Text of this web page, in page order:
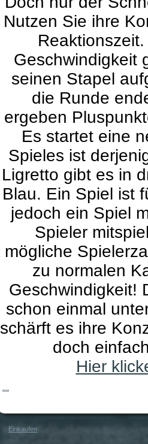
Nutzen Sie ihre
Geschwindigkeit
seinen Stapel
die Runde
ergeben
Es startet eine
Spieles ist
Ligretto gibt es in
Blau. Ein Spiel ist
jedoch ein Spiel
Spieler
mögliche
zu normalen
Geschwindigkeit!
schon einmal
schärft es ihre
doch
Hier
Einkaufen